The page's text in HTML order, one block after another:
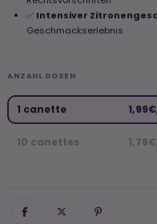
✅ Intensiver
Geschmackserlebnis
ANZAHL DOSEN
1 canette
10 canettes